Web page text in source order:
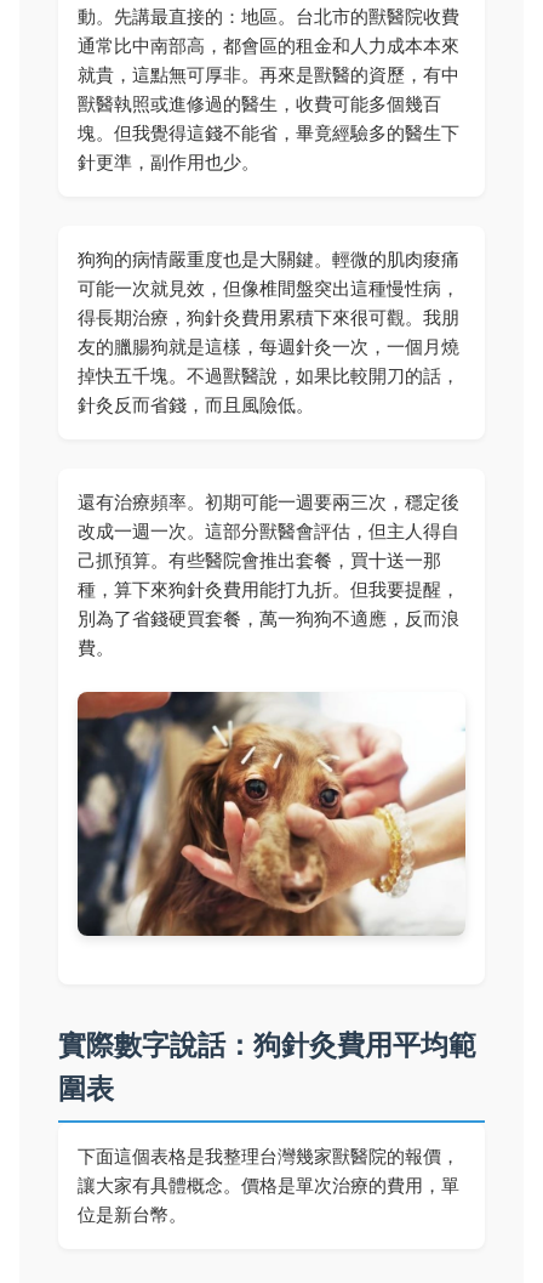
動。先講最直接的：地區。台北市的獸醫院收費
通常比中南部高，都會區的租金和人力成本本來
就貴，這點無可厚非。再來是獸醫的資歷，有中
獸醫執照或進修過的醫生，收費可能多個幾百
塊。但我覺得這錢不能省，畢竟經驗多的醫生下
針更準，副作用也少。
狗狗的病情嚴重度也是大關鍵。輕微的肌肉痠痛
可能一次就見效，但像椎間盤突出這種慢性病，
得長期治療，狗針灸費用累積下來很可觀。我朋
友的臘腸狗就是這樣，每週針灸一次，一個月燒
掉快五千塊。不過獸醫說，如果比較開刀的話，
針灸反而省錢，而且風險低。
還有治療頻率。初期可能一週要兩三次，穩定後
改成一週一次。這部分獸醫會評估，但主人得自
己抓預算。有些醫院會推出套餐，買十送一那
種，算下來狗針灸費用能打九折。但我要提醒，
別為了省錢硬買套餐，萬一狗狗不適應，反而浪
費。
實際數字說話：狗針灸費用平均範
圍表
下面這個表格是我整理台灣幾家獸醫院的報價，
讓大家有具體概念。價格是單次治療的費用，單
位是新台幣。